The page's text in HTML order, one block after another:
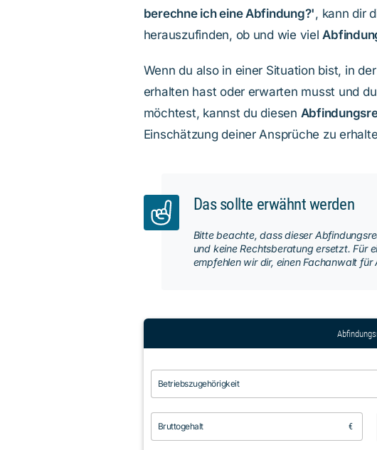
berechne ich eine Abfindung?', kann dir
herauszufinden, ob und wie viel
Wenn du also in einer Situation bist, in
erhalten hast oder erwarten musst und
möchtest, kannst du diesen
Einschätzung deiner Ansprüche zu
Das sollte erwähnt werden
Bitte beachte, dass dieser
und keine Rechtsberatung ersetzt. Für
empfehlen wir dir, einen Fachanwalt
Betriebszugehörigkeit
Bruttogehalt €